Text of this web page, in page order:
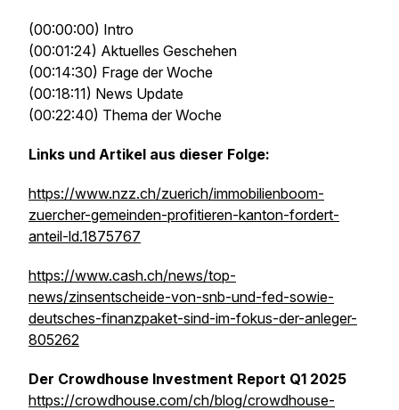
(00:00:00) Intro
(00:01:24) Aktuelles Geschehen
(00:14:30) Frage der Woche
(00:18:11) News Update
(00:22:40) Thema der Woche
Links und Artikel aus dieser Folge:
https://www.nzz.ch/zuerich/immobilienboom-
zuercher-gemeinden-profitieren-kanton-fordert-
anteil-ld.1875767
https://www.cash.ch/news/top-
news/zinsentscheide-von-snb-und-fed-sowie-
deutsches-finanzpaket-sind-im-fokus-der-anleger-
805262
Der Crowdhouse Investment Report Q1 2025
https://crowdhouse.com/ch/blog/crowdhouse-